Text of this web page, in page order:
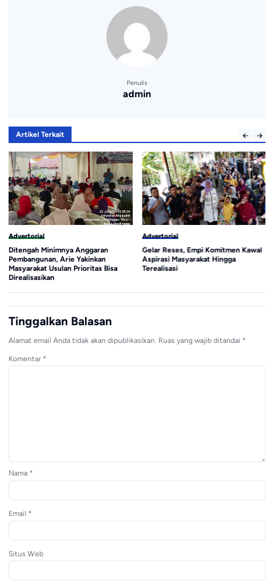
Penulis
admin
Artikel Terkait
Advertorial
Gelar Reses, Empi Komitmen Kawal
Aspirasi Masyarakat Hingga
Terealisasi
Advertorial
Kepsek SMAN 1 Lia Karmila Yakin
SPMB 2026 Berjalan Sesuai
Tinggalkan Balasan
Alamat email Anda tidak akan dipublikasikan. Ruas yang wajib ditandai *
Komentar *
Nama *
Email *
Situs Web